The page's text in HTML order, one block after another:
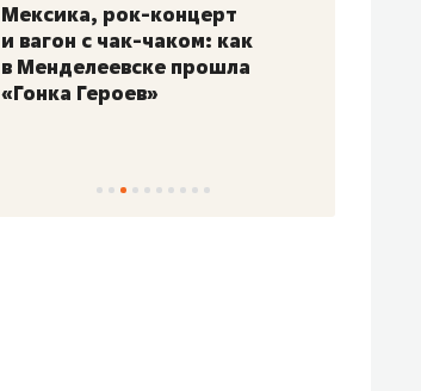
Мексика, рок-концерт
и вагон с чак-чаком: как
в Менделеевске прошла
«Гонка Героев»